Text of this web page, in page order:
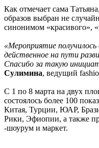
Как отмечает сама
образов выбран не
синонимом «красивого»,
«Мероприятие
действенное на пути
Спасибо за такую
Сулимина, ведущий
С 1 по 8 марта на двух
состоялось более 100
Китая, Турции, ЮАР,
Рики, Эфиопии, а также
-шоурум и маркет.